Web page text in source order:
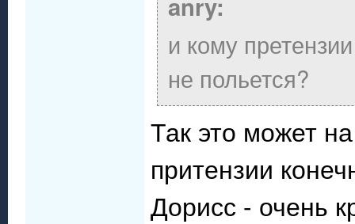
и кому
не польется?
Так это может
притензии
Дорисс - очень